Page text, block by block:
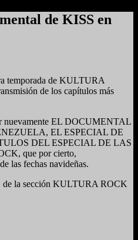
de KISS en
temporada de KULTURA
de los capítulos más
nuevamente EL DOCUMENTAL
EL ESPECIAL DE
DEL ESPECIAL DE LAS
que por cierto,
las fechas navideñas.
de la sección KULTURA ROCK